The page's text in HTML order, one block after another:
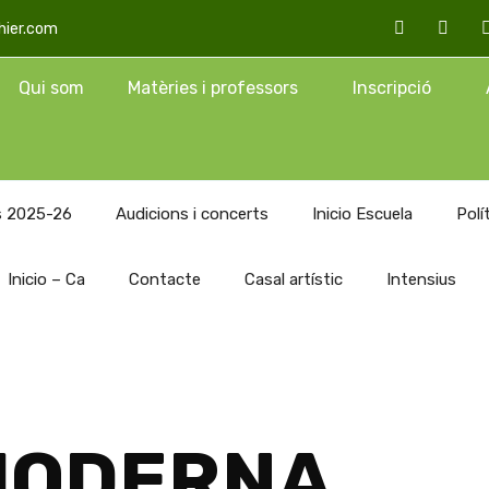
Qui som Matèries i professors Inscripció
2025-26 Audicions i concerts Inicio Escuela
Inicio – Ca Contacte Casal artístic Intensius